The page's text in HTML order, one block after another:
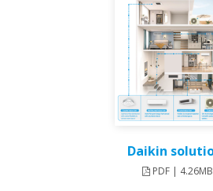
Daikin
PDF | 4.26MB